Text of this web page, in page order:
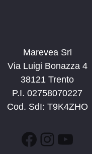
Marevea Srl
Via Luigi Bonazza 4
38121 Trento
P.I. 02758070227
Cod. SdI: T9K4ZHO
Facebook